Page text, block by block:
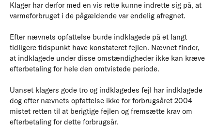
Klager har derfor med en vis rette kunne indrette sig på, at
varmeforbruget i de pågældende var endelig afregnet.
Efter nævnets opfattelse burde indklagede på et langt
tidligere tidspunkt have konstateret fejlen. Nævnet finder,
at indklagede under disse omstændigheder ikke kan kræve
efterbetaling for hele den omtvistede periode.
Uanset klagers gode tro og indklagedes fejl har indklagede
dog efter nævnets opfattelse ikke for forbrugsåret 2004
mistet retten til at berigtige fejlen og fremsætte krav om
efterbetaling for dette forbrugsår.